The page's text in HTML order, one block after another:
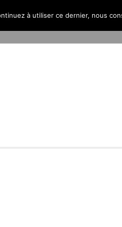
CONTACT
à utiliser ce dernier, nous